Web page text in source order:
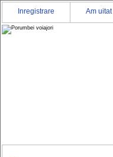
Inregistrare Am